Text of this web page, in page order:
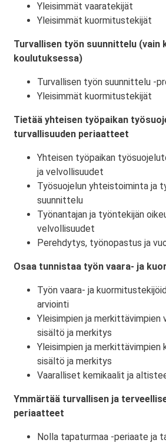
Yleisimmät vaaratekijät
Yleisimmät kuormitustekijät
Turvallisen työn suunnittelu (vain
koulutuksessa)
Turvallisen työn suunnittelu -
Yleisimmät kuormitustekijät
Tietää yhteisen työpaikan
turvallisuuden periaatteet
Yhteisen työpaikan
ja velvollisuudet
Työsuojelun yhteistoiminta ja
suunnittelu
Työnantajan ja työntekijän
velvollisuudet
Perehdytys, työnopastus ja
Osaa tunnistaa työn vaara- ja
Työn vaara- ja
arviointi
Yleisimpien ja merkittävimpien
sisältö ja merkitys
Yleisimpien ja merkittävimpien
sisältö ja merkitys
Vaaralliset kemikaalit ja
Ymmärtää turvallisen ja
periaatteet
Nolla tapaturmaa -periaate ja